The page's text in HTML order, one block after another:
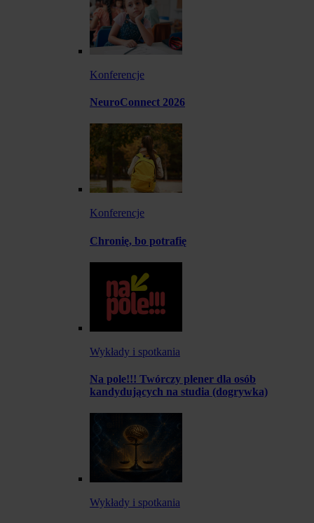
Konferencje
NeuroConnect 2026
Konferencje
Chronię, bo potrafię
Wykłady i spotkania
Na pole!!! Twórczy plener dla osób
kandydujących na studia (dogrywka)
Wykłady i spotkania